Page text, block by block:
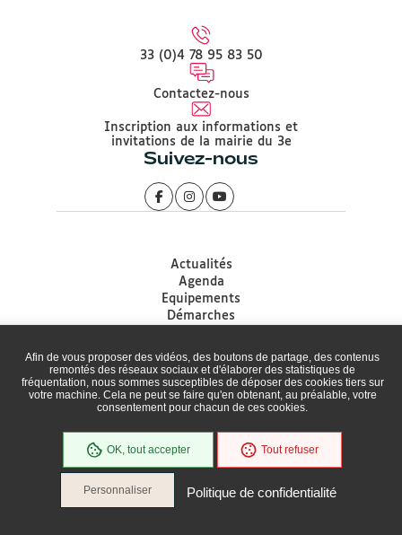
Afin de vous proposer des vidéos, des boutons de partage, des contenus
remontés des réseaux sociaux et d'élaborer des statistiques de
fréquentation, nous sommes susceptibles de déposer des cookies tiers sur
votre machine. Cela ne peut se faire qu'en obtenant, au préalable, votre
consentement pour chacun de ces cookies.
OK, tout accepter Tout refuser
Personnaliser Politique de confidentialité
33 (0)4 78 95 83 50
Contactez-nous
Inscription aux informations et
invitations de la mairie du 3e
Suivez-nous
Actualités
Agenda
Equipements
Démarches
Accessibilité
Plan du site
Mentions légales
Protection des données
Cookies